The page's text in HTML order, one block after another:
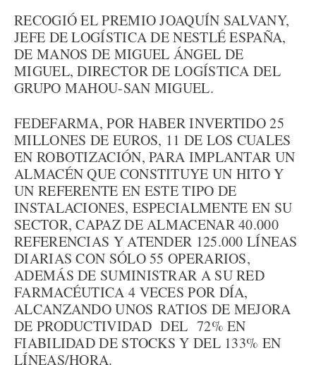
RECOGIÓ EL PREMIO JOAQUÍN SALVANY,
JEFE DE LOGÍSTICA DE NESTLÉ ESPAÑA,
DE MANOS DE MIGUEL ÁNGEL DE
MIGUEL, DIRECTOR DE LOGÍSTICA DEL
GRUPO MAHOU-SAN MIGUEL.
FEDEFARMA, POR HABER INVERTIDO 25
MILLONES DE EUROS, 11 DE LOS CUALES
EN ROBOTIZACIÓN, PARA IMPLANTAR UN
ALMACÉN QUE CONSTITUYE UN HITO Y
UN REFERENTE EN ESTE TIPO DE
INSTALACIONES, ESPECIALMENTE EN SU
SECTOR, CAPAZ DE ALMACENAR 40.000
REFERENCIAS Y ATENDER 125.000 LÍNEAS
DIARIAS CON SÓLO 55 OPERARIOS,
ADEMÁS DE SUMINISTRAR A SU RED
FARMACÉUTICA 4 VECES POR DÍA,
ALCANZANDO UNOS RATIOS DE MEJORA
DE PRODUCTIVIDAD DEL 72% EN
FIABILIDAD DE STOCKS Y DEL 133% EN
LÍNEAS/HORA.